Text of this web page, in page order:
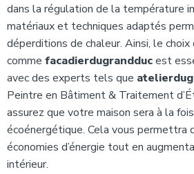
dans la régulation de la température
matériaux et techniques adaptés
déperditions de chaleur. Ainsi, le choix
comme facadierdugrandducest
avec des experts tels que
Peintre en Bâtiment & Traitement
assurez que votre maison sera à la
écoénergétique. Cela vous permettra
économies d’énergie tout en
intérieur.